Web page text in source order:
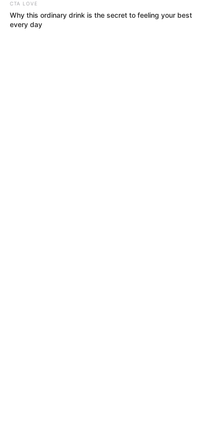
ACTIVAR AHORA
CTA LOVE
Why this ordinary drink is the secret to feeling your best
every day